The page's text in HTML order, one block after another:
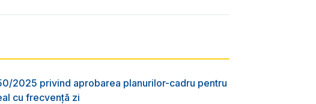
2025 privind aprobarea planurilor-cadru pentru
cu frecvență zi